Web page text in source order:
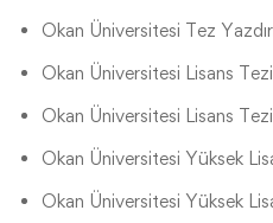
Okan Üniversitesi Tez
Okan Üniversitesi Lisans
Okan Üniversitesi Lisans
Okan Üniversitesi Yüksek
Okan Üniversitesi Yüksek